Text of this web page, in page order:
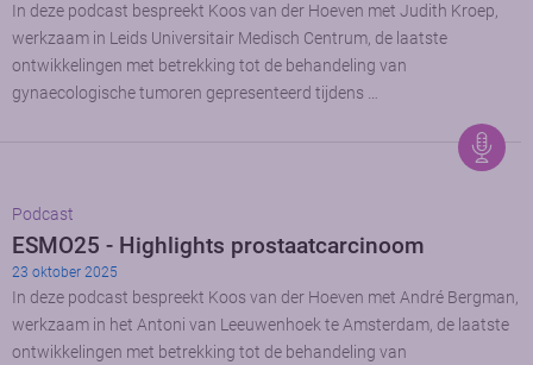
In deze podcast bespreekt Koos van der Hoeven met Judith Kroep,
werkzaam in Leids Universitair Medisch Centrum, de laatste
ontwikkelingen met betrekking tot de behandeling van
gynaecologische tumoren gepresenteerd tijdens …
Podcast
ESMO25 - Highlights prostaatcarcinoom
23 oktober 2025
In deze podcast bespreekt Koos van der Hoeven met André Bergman,
werkzaam in het Antoni van Leeuwenhoek te Amsterdam, de laatste
ontwikkelingen met betrekking tot de behandeling van